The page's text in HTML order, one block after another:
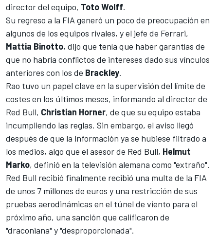
director del equipo, Toto Wolff.
Su regreso a la FIA generó un poco de preocupación en
algunos de los equipos rivales, y el jefe de Ferrari,
Mattia Binotto, dijo que tenía que habergarantías de
que no habría conflictos de intereses dado sus vínculos
anteriores con los de Brackley.
Rao tuvo un papel clave en la supervisión del límite de
costes en los últimos meses, informando al director de
Red Bull, Christian Horner, de que su equipo estaba
incumpliendo las reglas. Sin embargo, el aviso llegó
después de que la información ya se hubiese filtrado a
los medios, algo que el asesor de Red Bull, Helmut
Marko, definió en la televisión alemana como "extraño".
Red Bull recibió finalmente recibió una multa de la FIA
de unos 7 millones de euros y una restricción de sus
pruebas aerodinámicas en el túnel de viento para el
próximo año, una sanción que calificaron de
"draconiana" y "desproporcionada".